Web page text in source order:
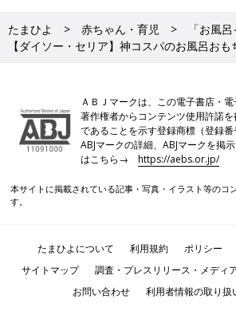
たまひよ 赤ちゃん・育児
「お風
【ダイソー・セリア】神コスパのお風呂おも
ＡＢＪマークは、この電子書店・電
著作権者からコンテンツ使用許諾
であることを示す登録商標（登録番
ABJマークの詳細、ABJマークを掲
はこちら→https://aebs.or.jp/
本サイトに掲載されている記事・写真・イラスト等のコ
す。
たまひよについて 利用規約 ポリシー
サイトマップ
調査・プレスリリース・メディ
お問い合わせ
利用者情報の取り扱